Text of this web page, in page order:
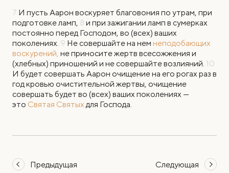
7 И пусть Аарон воскуряет благовония по утрам, при
подготовке ламп, 8 и при зажигании ламп в сумерках
постоянно перед Господом, во (всех) ваших
поколениях. 9 Не совершайте на нем неподобающих
воскурений, не приносите жертв всесожжения и
(хлебных) приношений и не совершайте возлияний. 10
И будет совершать Аарон очищение на его рогах раз в
год кровью очистительной жертвы, очищение
совершать будет во (всех) ваших поколениях —
это Святая Святыхдля Господа.
Предыдущая Следующая